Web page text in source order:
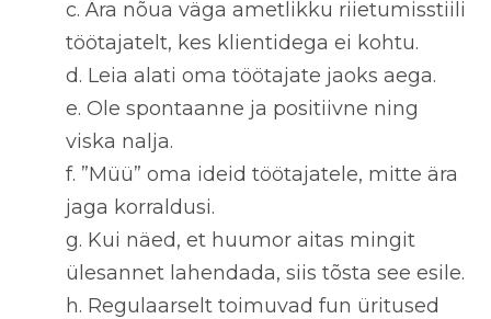
c. Ära nõua väga ametlikku riietumisstiili
töötajatelt, kes klientidega ei kohtu.
d. Leia alati oma töötajate jaoks aega.
e. Ole spontaanne ja positiivne ning
viska nalja.
f. ”Müü” oma ideid töötajatele, mitte ära
jaga korraldusi.
g. Kui näed, et huumor aitas mingit
ülesannet lahendada, siis tõsta see esile.
h. Regulaarselt toimuvad fun üritused